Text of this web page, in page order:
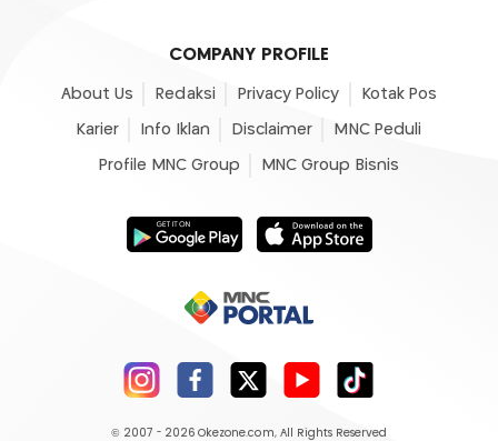
COMPANY PROFILE
About Us Redaksi Privacy Policy Kotak Pos
Karier Info Iklan Disclaimer MNC Peduli
Profile MNC Group MNC Group Bisnis
© 2007 - 2026 Okezone.com, All Rights Reserved